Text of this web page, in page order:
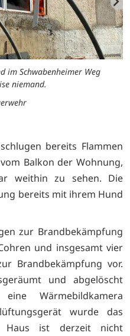
im Schwabenheimer Weg
niemand.
bereits Flammen
Balkon der Wohnung,
weithin zu sehen. Die
bereits mit ihrem Hund
zur Brandbekämpfung
und insgesamt vier
Brandbekämpfung vor.
und abgelöscht
Wärmebildkamera
wurde das
Haus ist derzeit nicht